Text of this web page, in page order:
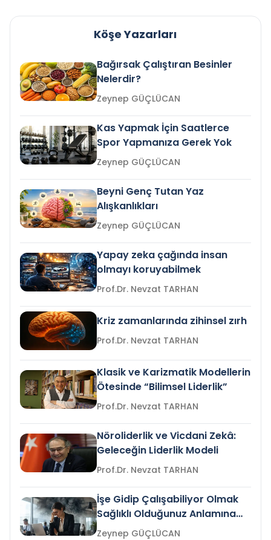
Köşe Yazarları
Bağırsak Çalıştıran Besinler
Nelerdir?
Zeynep GÜÇLÜCAN
Kas Yapmak İçin Saatlerce
Spor Yapmanıza Gerek Yok
Zeynep GÜÇLÜCAN
Beyni Genç Tutan Yaz
Alışkanlıkları
Zeynep GÜÇLÜCAN
Yapay zeka çağında insan
olmayı koruyabilmek
Prof.Dr. Nevzat TARHAN
Kriz zamanlarında zihinsel zırh
Prof.Dr. Nevzat TARHAN
Klasik ve Karizmatik Modellerin
Ötesinde “Bilimsel Liderlik”
Prof.Dr. Nevzat TARHAN
Nöroliderlik ve Vicdani Zekâ:
Geleceğin Liderlik Modeli
Prof.Dr. Nevzat TARHAN
İşe Gidip Çalışabiliyor Olmak
Sağlıklı Olduğunuz Anlamına
Gelir mi?Zeynep GÜÇLÜCAN